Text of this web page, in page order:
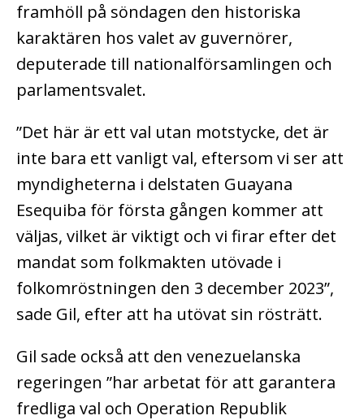
framhöll på söndagen den historiska
karaktären hos valet av guvernörer,
deputerade till nationalförsamlingen och
parlamentsvalet.
”Det här är ett val utan motstycke, det är
inte bara ett vanligt val, eftersom vi ser att
myndigheterna i delstaten Guayana
Esequiba för första gången kommer att
väljas, vilket är viktigt och vi firar efter det
mandat som folkmakten utövade i
folkomröstningen den 3 december 2023”,
sade Gil, efter att ha utövat sin rösträtt.
Gil sade också att den venezuelanska
regeringen ”har arbetat för att garantera
fredliga val och Operation Republik